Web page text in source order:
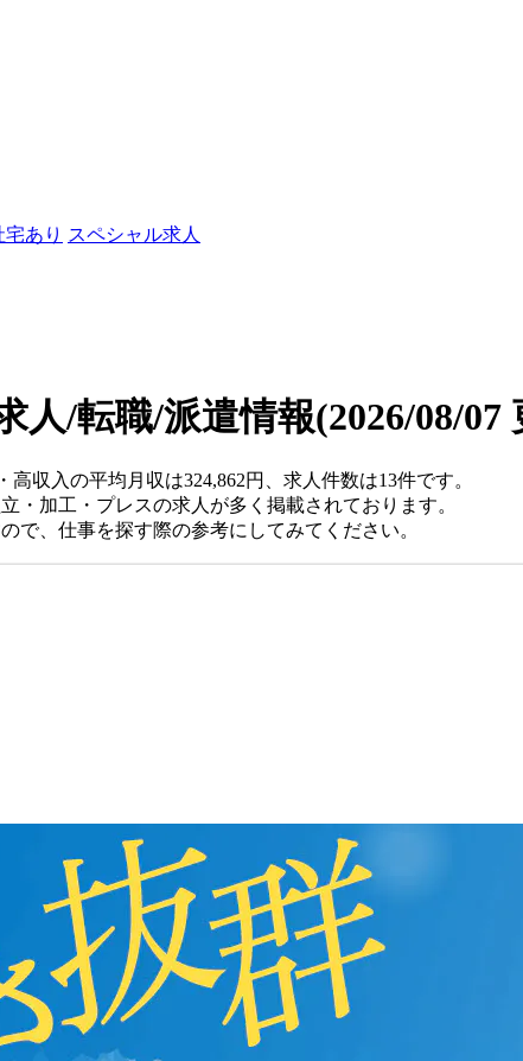
宅あり スペシャル求人
人/転職/派遣情報(2026/08/07
収入の平均月収は324,862円、求人件数は13件です。
・加工・プレスの求人が多く掲載されております。
で、仕事を探す際の参考にしてみてください。